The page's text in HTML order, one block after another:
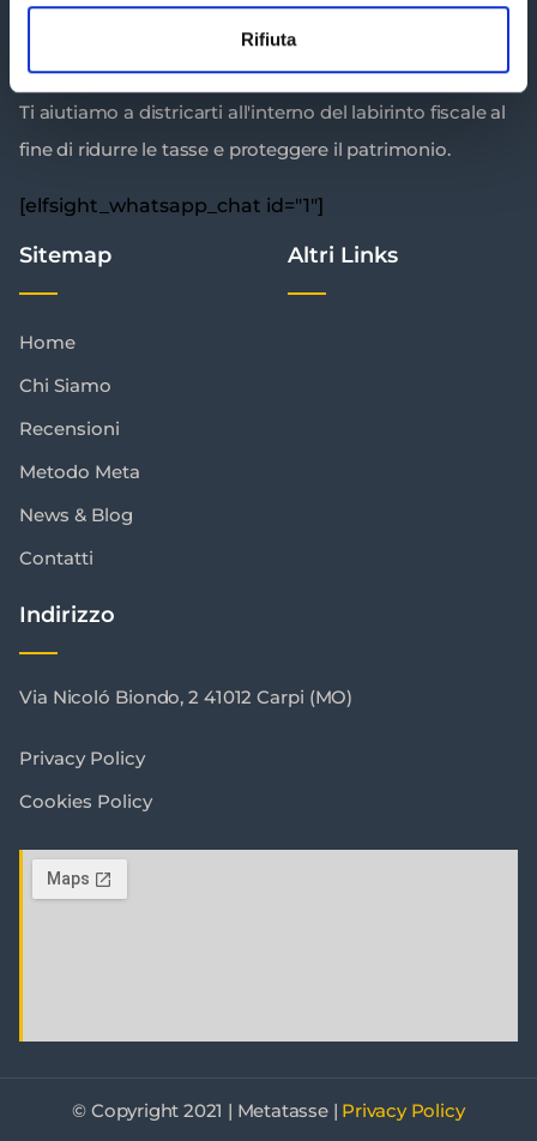
Rifiuta
Ti aiutiamo a districarti all'interno del labirinto fiscale al
fine di ridurre le tasse e proteggere il patrimonio.
[elfsight_whatsapp_chat id="1"]
Sitemap
Home
Chi Siamo
Recensioni
Metodo Meta
News & Blog
Contatti
Altri Links
Indirizzo
Via Nicoló Biondo, 2 41012 Carpi (MO)
Privacy Policy
Cookies Policy
© Copyright 2021 | Metatasse | Privacy Policy